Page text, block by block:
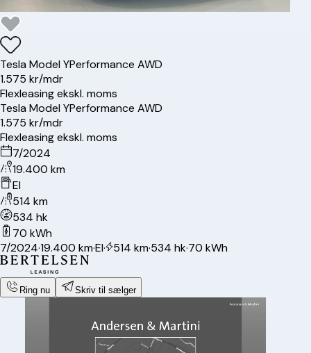
TeslaModel YPerformance AWD
1.575 kr/mdr
Flexleasing ekskl. moms
TeslaModel YPerformance AWD
1.575 kr/mdr
Flexleasing ekskl. moms
7/2024
19.400 km
El
514 km
534 hk
70 kWh
7/2024·19.400 km·El· 514 km·534 hk·70 kWh
Ring nu Skriv til sælger